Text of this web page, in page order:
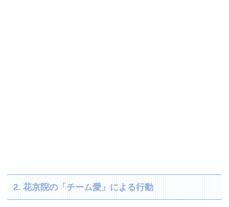
2. 花京院の「チーム愛」による行動